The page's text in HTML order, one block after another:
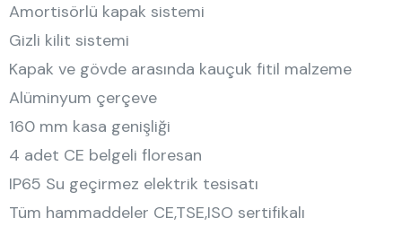
Amortisörlü kapak sistemi
Gizli kilit sistemi
Kapak ve gövde arasında kauçuk fitil malzeme
Alüminyum çerçeve
160 mm kasa genişliği
4 adet CE belgeli floresan
IP65 Su geçirmez elektrik tesisatı
Tüm hammaddeler CE,TSE,ISO sertifikalı